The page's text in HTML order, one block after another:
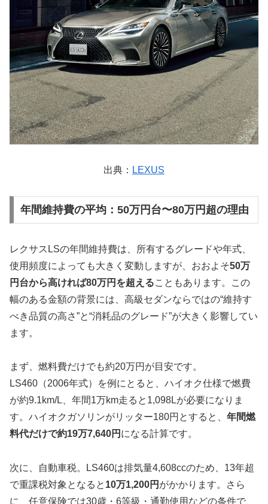
出典： LEXUS
年間維持費の平均：50万円台〜80万円超の理由
レクサスLSの年間維持費は、所有するグレードや年式、
使用頻度によっても大きく変動しますが、おおよそ50万
円台から高ければ80万円を超えることもあります。この
幅のある金額の背景には、高級セダンならではの“維持す
べき品質の高さ”と“消耗品のグレード”が大きく影響してい
ます。
まず、燃料費だけでも約20万円が目安です。
LS460（2006年式）を例にとると、ハイオク仕様で燃費
が約9.1km/L、年間1万km走ると1,098Lが必要になりま
す。ハイオクガソリンがリッター180円とすると、 年間燃
料代だけで約19万7,640円 になる計算です。
次に、自動車税。LS460は排気量4,608ccのため、13年超
で重課税対象となると 10万1,200円 がかかります。さら
に、任意保険では30歳・6等級・通勤使用などの条件で、